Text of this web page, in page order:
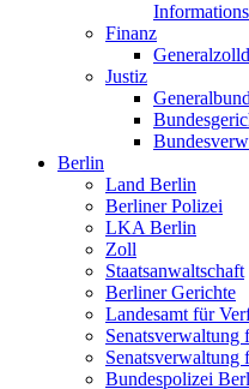
Finanz
Justiz
Berlin
Land Berlin
Berliner Polizei
LKA Berlin
Zoll
Staatsanwaltschaft
Berliner Gerichte
Landesamt für
Senatsverwaltung
Senatsverwaltung
Bundespolizei